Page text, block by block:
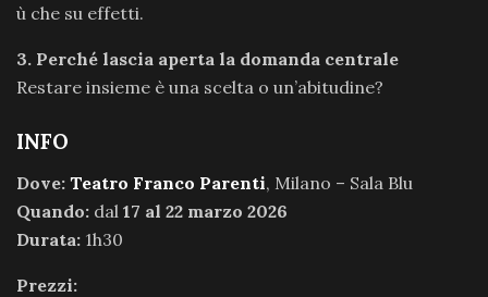
ù che su effetti.
3. Perché lascia aperta la domanda centrale
Restare insieme è una scelta o un’abitudine?
INFO
Dove: Teatro Franco Parenti, Milano – Sala Blu
Quando: dal 17 al 22 marzo 2026
Durata: 1h30
Prezzi: